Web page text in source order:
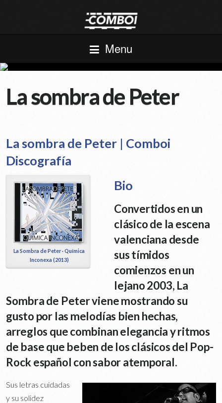
Menu
La sombra de Peter
La sombra de Peter | Comboi
Discografía
La Sombra de Peter · Química
Inconexa (2013)
Bio
Convertidos en un
clásico de la escena
valenciana desde
sus tímidos
comienzos en un
lejano 2003, La
Sombra de Peter viene mostrando su
gusto por las melodías bien hechas,
arreglos que combinan elegancia y ritmos
de base que beben de los clásicos del Pop-
Rock español con sabor atemporal.
Sus letras cuidadas
y su solidez